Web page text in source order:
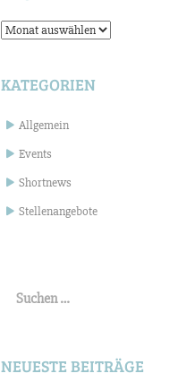
Archiv
KATEGORIEN
Allgemein
Events
Shortnews
Stellenangebote
nach:
NEUESTE BEITRÄGE